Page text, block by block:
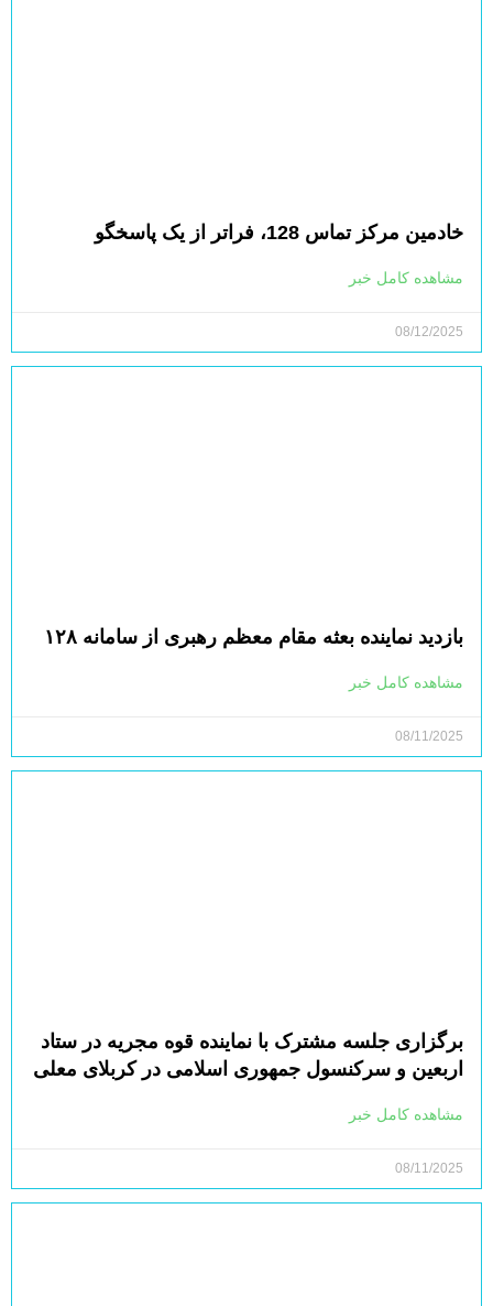
خادمین مرکز تماس 128، فراتر از یک پاسخگو
مشاهده کامل خبر
08/12/2025
بازدید نماینده بعثه مقام معظم رهبری از سامانه ۱۲۸
مشاهده کامل خبر
08/11/2025
برگزاری جلسه مشترک با نماینده قوه مجریه در ستاد
اربعین و سرکنسول جمهوری اسلامی در کربلای معلی
مشاهده کامل خبر
08/11/2025